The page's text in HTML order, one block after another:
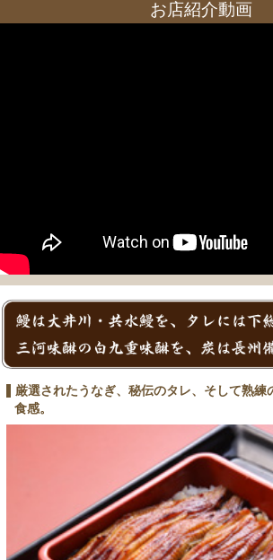
お店紹介動画
厳選されたうなぎ、秘伝のタレ、そして熟練
食感。